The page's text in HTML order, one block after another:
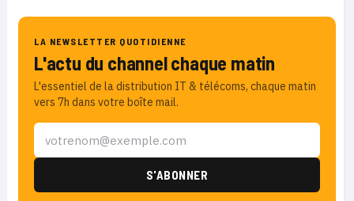
LA NEWSLETTER QUOTIDIENNE
L'actu du channel chaque matin
L'essentiel de la distribution IT & télécoms, chaque matin
vers 7h dans votre boîte mail.